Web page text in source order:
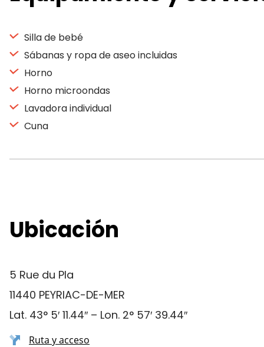
Silla de bebé
Sábanas y ropa de aseo incluidas
Horno
Horno microondas
Lavadora individual
Cuna
Ubicación
5 Rue du Pla
11440 PEYRIAC-DE-MER
Lat. 43° 5′ 11.44″ – Lon. 2° 57′ 39.44″
Ruta y acceso